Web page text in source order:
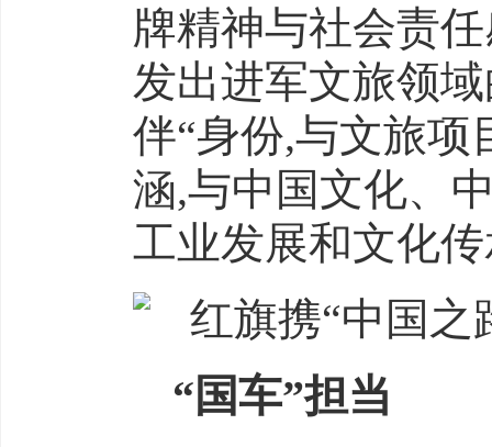
牌精神与社会责
发出进军文旅领
伴“身份,与文旅项
涵,与中国文化、
工业发展和文化
“国车”担当